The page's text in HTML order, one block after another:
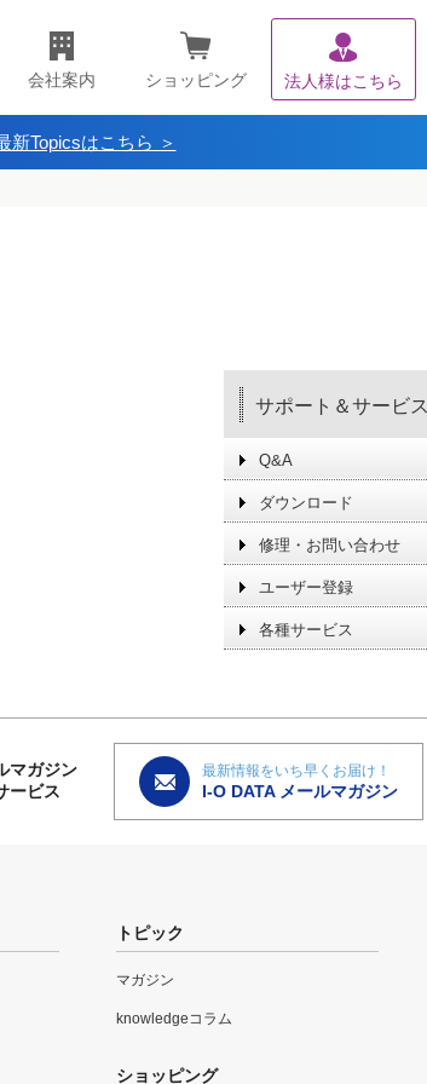
会社案内 ショッピング 法人様はこちら
新Topicsはこちら ＞
サポート＆サービス
Q&A
ダウンロード
修理・お問い合わせ
ユーザー登録
各種サービス
マガジン
ービス
最新情報をいち早くお届け！
I-O DATA メールマガジン
トピック
マガジン
knowledgeコラム
ショッピング